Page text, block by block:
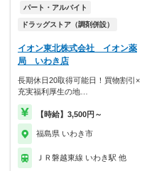
パート・アルバイト
ドラッグストア（調剤併設）
イオン東北株式会社 イオン薬
局 いわき店
長期休日20取得可能日！買物割引×
充実福利厚生の地…
【時給】3,500円～
福島県 いわき市
ＪＲ磐越東線 いわき駅 他